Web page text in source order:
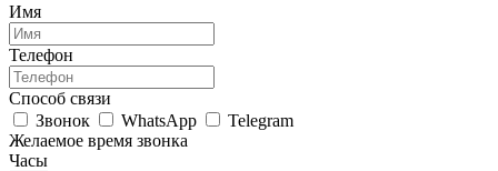
Имя
Телефон
Способ связи
Звонок
WhatsApp
Telegram
Желаемое время звонка
Часы